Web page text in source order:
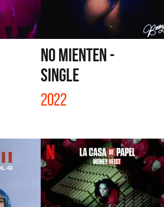
NO MIENTEN -
SINGLE
2022